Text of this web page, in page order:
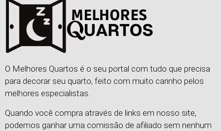
O Melhores Quartos é o seu portal com tudo que precisa
para decorar seu quarto, feito com muito carinho pelos
melhores especialistas.
Quando você compra através de links em nosso site,
podemos ganhar uma comissão de afiliado sem nenhum